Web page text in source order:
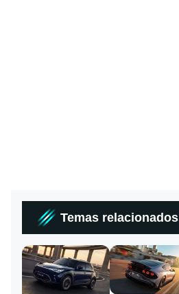
Temas relacionados